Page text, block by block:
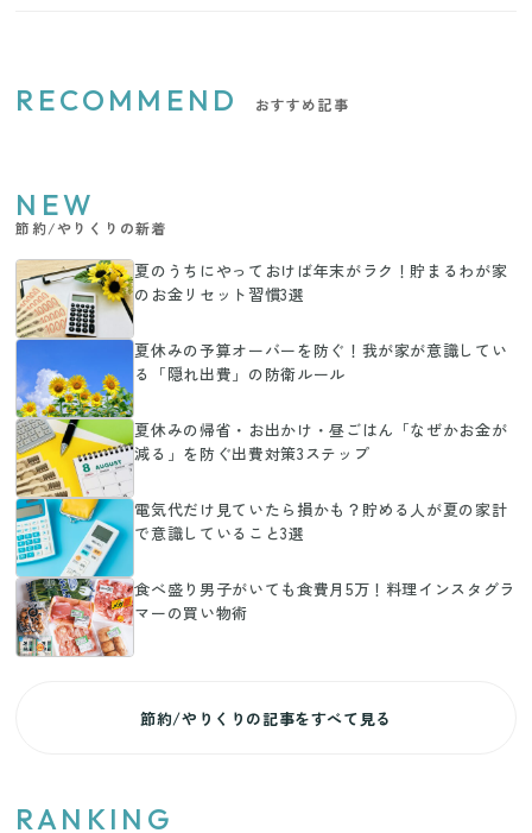
RECOMMEND おすすめ記事
NEW
節約/やりくりの新着
夏のうちにやっておけば年末がラク！貯まるわが家
のお金リセット習慣3選
夏休みの予算オーバーを防ぐ！我が家が意識してい
る「隠れ出費」の防衛ルール
夏休みの帰省・お出かけ・昼ごはん「なぜかお金が
減る」を防ぐ出費対策3ステップ
電気代だけ見ていたら損かも？貯める人が夏の家計
で意識していること3選
食べ盛り男子がいても食費月5万！料理インスタグラ
マーの買い物術
節約/やりくりの記事をすべて見る
RANKING